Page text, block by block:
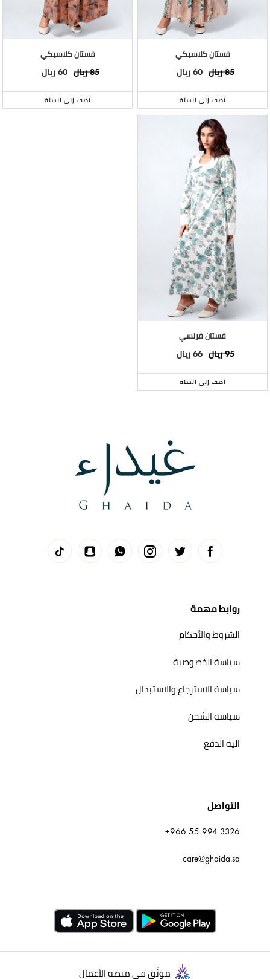
فستان كلاسيكي
ريال85 ريال 60
أضف إلى السلة
فستان كلاسيكي
ريال85 ريال 60
أضف إلى السلة
فستان فرنسي
ريال95 ريال 66
أضف إلى السلة
روابط مهمة
الشروط والأحكام
سياسة الخصوصية
سياسة الاسترجاع والاستبدال
سياسة الشحن
الية الدفع
التواصل
+966 55 994 3326
care@ghaida.sa
موثّق في منصة الأعمال